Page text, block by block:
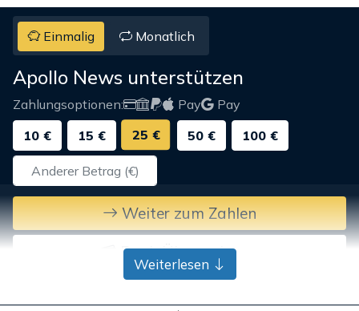
Einmalig Monatlich
Apollo News unterstützen
Zahlungsoptionen: Pay
Pay
10 €
15 € 25 € 50 € 100 €
Weiter zum Zahlen
Bank-Überweisung
Weiterlesen